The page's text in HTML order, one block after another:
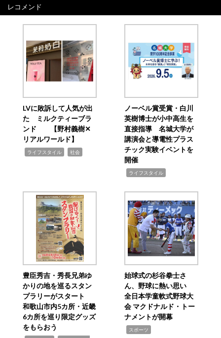
レコメンド
LVに敗訴して人気が出
た ミルクティーブラ
ンド 【野村義樹✕
リアルワールド】
ライフスタイル 社会
ノーベル賞受賞・白川
英樹博士が小中高生を
直接指導 名城大学が
講演会と導電性プラス
チック実験イベントを
開催
ライフスタイル
豊臣秀吉・秀長兄弟ゆ
かりの地を巡るスタン
プラリーがスタート
和歌山市内5カ所・近畿
6カ所を巡り限定グッズ
をもらおう
始球式の杉谷拳士さ
ん、野球に熱い思い
全日本学童軟式野球大
会 マクドナルド・トー
ナメントが開幕
スポーツ